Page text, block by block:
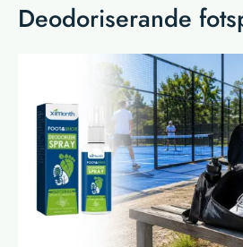
Deodoriserande